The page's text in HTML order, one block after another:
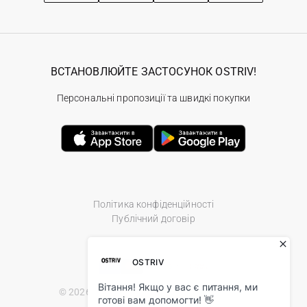
Політика конфіденційності
Публічний договір
© 2026 Ostriv.ua Store. All Rights Reserved.
ВСТАНОВЛЮЙТЕ ЗАСТОСУНОК OSTRIV!
Персональні пропозиції та швидкі покупки